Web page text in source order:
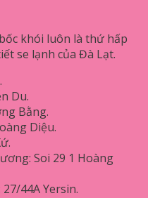
khói luôn là thứ hấp
se lạnh của Đà Lạt.
Du.
Bằng.
Diệu.
Soi 29 1 Hoàng
44A Yersin.